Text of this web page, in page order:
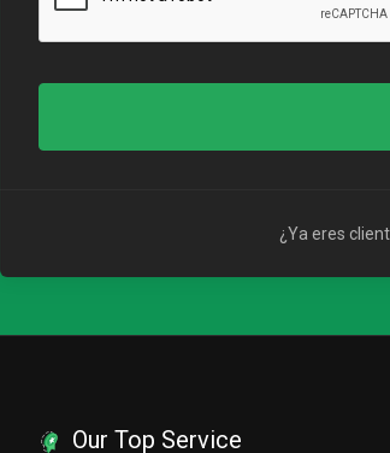
¿Ya eres
Our Top Service